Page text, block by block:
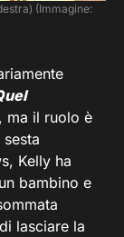
(Immagine:
ma il ruolo è
Kelly ha
bambino e
lasciare la